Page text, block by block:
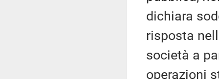
dichiara
risposta
società a
operazioni